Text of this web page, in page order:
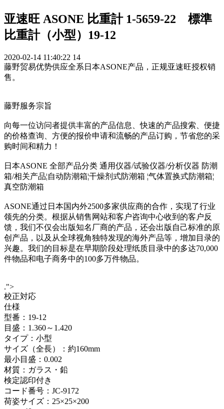
亚速旺 ASONE 比重計 1-5659-22 標準
比重計（小型）19-12
2020-02-14 11:40:22 14
藤野贸易优势供应全系日本ASONE产品，正规亚速旺授权销
售。
藤野服务宗旨
向每一位访问者提供丰富的产品信息、快速的产品搜索、便捷
的价格查询、方便的报价申请和流畅的产品订购，节省您的采
购时间和精力！
日本ASONE 全部产品分类 通用仪器/试验仪器/分析仪器 防潮
箱/相关产品¦自动防潮箱¦干燥剂式防潮箱 ¦气体置换式防潮箱¦
真空防潮箱
ASONE通过日本国内外2500多家供应商的合作，实现了行业
领先的分类。根据从销售网站和客户咨询中心收到的客户反
馈，我们不仅会出版知名厂商的产品，还会出版自己标准的原
创产品，以及从全球视角独特发现的海外产品等，增加目录的
兴趣。我们的目标是在早期阶段处理纸质目录中的多达70,000
件物品和电子商务中的100多万件物品。
.">
校正対応
仕様
型番：19-12
目盛：1.360～1.420
タイプ：小型
サイズ（全長）：約160mm
最小目盛：0.002
材質：ガラス・鉛
検定認印付き
コード番号：JC-9172
荷姿サイズ：25×25×200